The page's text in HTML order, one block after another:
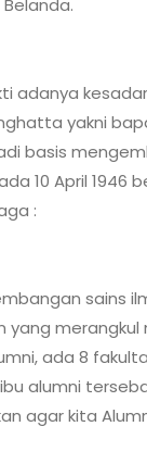
adanya
yakni
basis
10 April
:
sains
yang
ada 8
alumni
agar kita